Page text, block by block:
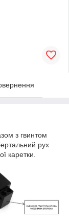
з гвинтом
рух
каретки.